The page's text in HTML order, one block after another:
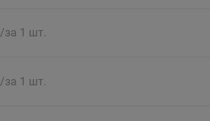
/за 1 шт.
/за 1 шт.